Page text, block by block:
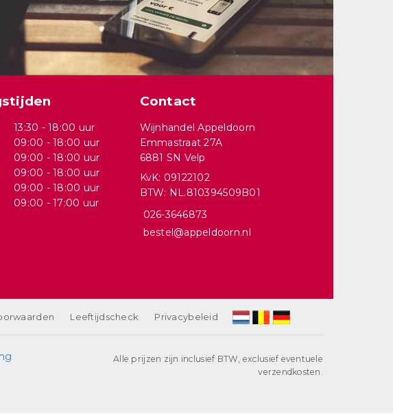
13:30 - 18:00 uur
09:00 - 18:00 uur
09:00 - 18:00 uur
09:00 - 18:00 uur
09:00 - 18:00 uur
09:00 - 17:00 uur
Contact
Wijnhandel Appeldoorn
Emmastraat 27A
6881 SN Velp
KvK: 09122102
BTW: NL.810394509B01
026-3646873
bestel@appeldoorn.nl
Leeftijdscheck Privacybeleid
Alle prijzen zijn inclusief BTW, exclusief eventuele
verzendkosten.